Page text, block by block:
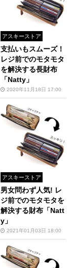
アスキーストア
支払いもスムーズ！
レジ前でのモタモタ
を解決する長財布
「Natty」
2020年11月18日 17:00
アスキーストア
男女問わず人気! レ
ジ前でのモタモタを
解決する財布「Natt
y」
2021年01月03日 18:00